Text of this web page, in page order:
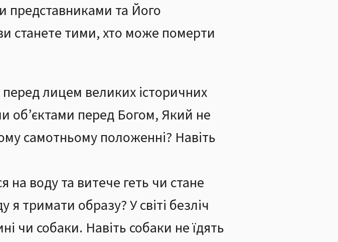
представниками та Його
станете тими, хто може померти
лицем великих історичних
об’єктами перед Богом, Який не
самотньому положенні? Навіть
воду та витече геть чи стане
я тримати образу? У світі безліч
чи собаки. Навіть собаки не їдять